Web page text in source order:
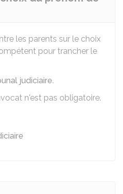
les parents sur le choix
pour trancher le
judiciaire.
n'est pas obligatoire.